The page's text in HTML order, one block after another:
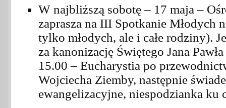
W najbliższą sobotę – 17 maja –
zaprasza na III Spotkanie Młodych
tylko młodych, ale i całe rodziny).
za kanonizację Świętego Jana
15.00 – Eucharystia po
Wojciecha Ziemby, następnie
ewangelizacyjne, niespodzianka ku